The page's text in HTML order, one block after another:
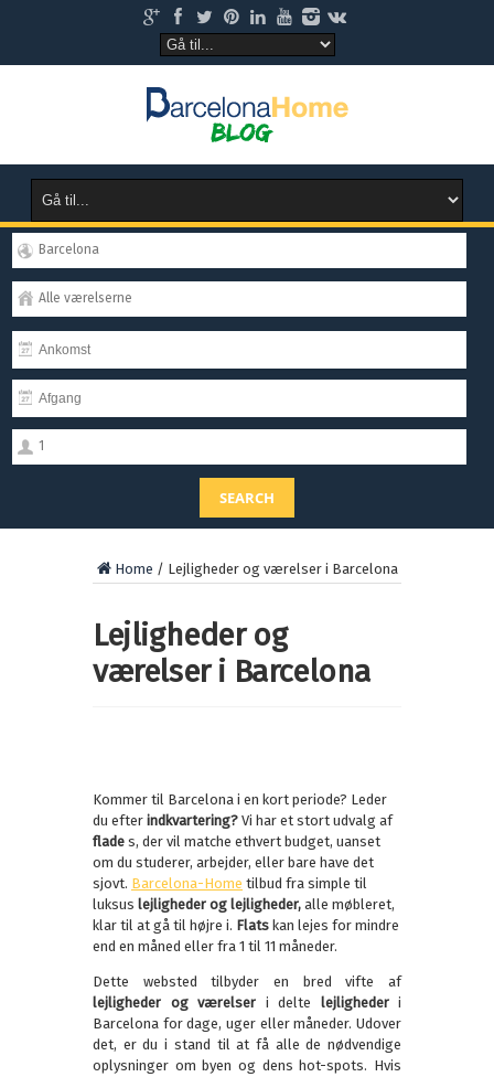
Barcelona
Alle værelserne
1
SEARCH
Home / Lejligheder og værelser i Barcelona
Lejligheder og
værelser i Barcelona
Kommer til Barcelona i en kort periode? Leder
du efter indkvartering? Vi har et stort udvalg af
flade s, der vil matche ethvert budget, uanset
om du studerer, arbejder, eller bare have det
sjovt. Barcelona-Home tilbud fra simple til
luksus lejligheder og lejligheder, alle møbleret,
klar til at gå til højre i. Flats kan lejes for mindre
end en måned eller fra 1 til 11 måneder.
Dette websted tilbyder en bred vifte af
lejligheder og værelser i delte lejlighederi
Barcelona for dage, uger eller måneder. Udover
det, er du i stand til at få alle de nødvendige
oplysninger om byen og dens hot-spots. Hvis